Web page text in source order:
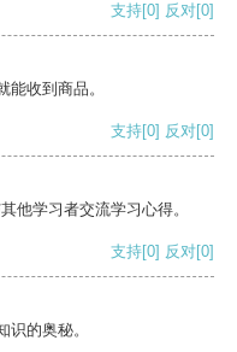
支持[0] 反对[0]
收到商品。
支持[0] 反对[0]
他学习者交流学习心得。
支持[0] 反对[0]
的奥秘。